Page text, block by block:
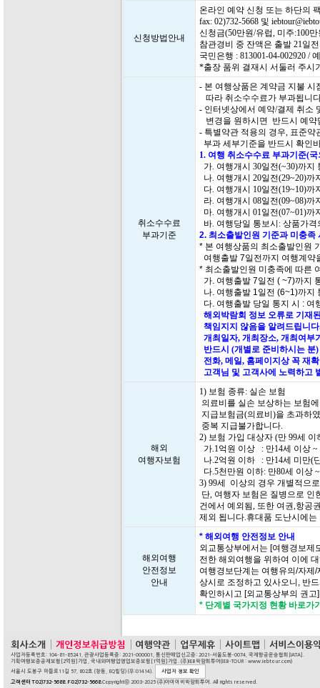
신청방법안내
온라인 예약 신청 또는 하단의
fax: 02)732-5668 및
신청금(50만원/유럽, 미주:100
참관경비 중 잔액은 출발 21일
국민은행 : 813001-04-002920 /
*출장 품위 결재시 서둘러 주시
취소수수료
부과기준
- 본 여행상품은 계약금 지불 시
따라 취소수수료가 부과됩니
- 인터넷상에서 예약/결제 취소
변경을 원하시면 반드시 예약
- 특별약관 적용의 경우, 표준
부과 세부기준을 반드시 확인
1. 여행 취소수수료 부과기준(
가. 여행개시 30일전(~30)까지
나. 여행개시 20일전(29~20)까
다. 여행개시 10일전(19~10)까
라. 여행개시 08일전(09~08)까
마. 여행개시 01일전(07~01)까
바. 여행당일 통보시: 상품가격
2. 최소출발인원 기준과 미충족
* 본 여행상품의 최소출발인원
여행출발 7일전까지 여행계약
* 최소출발인원 미충족에 따른
가. 여행출발 7일전 ( ~7)까지
나. 여행출발 1일전 (6~1)까지
다. 여행출발 당일 통지 시 : 여
해외박람회 정보 오류로 기재
책임지지 않음을 알려드립니
개최일자, 개최장소, 개최여부
반드시 (개별로 준비하시는 분
전화, 메일, 홈페이지상 꼭 재
고객님 및 고객사에 노력하고
해외
여행자보험
1) 보험 종류: 실손 보험
의료비를 실손 보상하는 보험
지급보험금(의료비)을 초과하
중복 지급불가합니다.
2) 보험 가입 대상자 (만 99세
가.1억원 이상 : 만14세 이상 ~
나.2억원 이하 : 만14세 미만(
다.5천만원 이하: 만80세 이상
3) 99세 이상의 경우 개별적으
단, 여행자 보험은 질병으로 인
건에서 예외됨, 또한 여권,항공
제외 됩니다.휴대품 도난시에
해외여행
안전정보
안내
* 해외여행 안전정보 안내
외교통상부에서는 [여행경보제
전한 해외여행을 위하여 이에
여행경보단계는 여행유의/자제
상시로 조정하고 있사오니, 반
확인하시고 [외교통상부의 권
* 단계별 국가지정 현황 바로가
사업자등록번호: 104-81-85241, 관광사업등록증: 2021-000001, 통신판매업신고증: 2021-서울도봉-0074, 국제항공운송협회[IATA].
기획여행보증공제보험[2억원]가입, 국내외여행업영업보증보험[1억원]가입. (주)IEB박람회투어(IEB-TOUR : www.iebtour.com)
서울시 도봉구 마들로11길 57, 802호 (창동, EQ빌딩) (우:01414).
사업자 정보 확인
고객센터 T:02)732-5688. F:02)732-5668.Copyrightⓒ 2003-2025 (주)아이이비박람회투어. All rights reserved.